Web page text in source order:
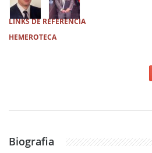
LINKS DE REFERÈNCIA
HEMEROTECA
Biografia